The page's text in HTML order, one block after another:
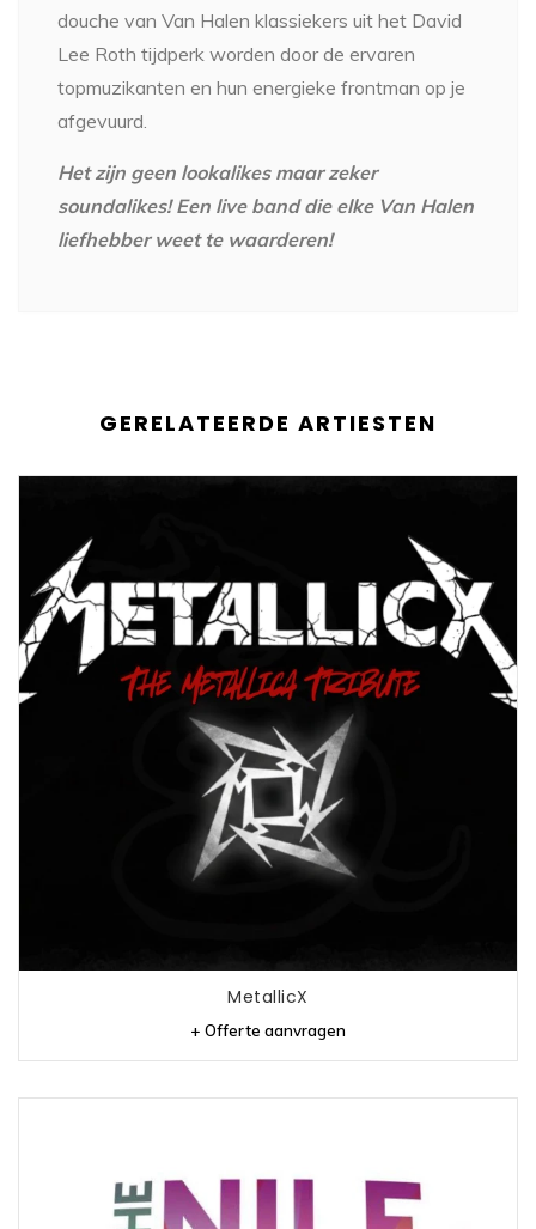
douche van Van Halen klassiekers uit het David
Lee Roth tijdperk worden door de ervaren
topmuzikanten en hun energieke frontman op je
afgevuurd.
Het zijn geen lookalikes maar zeker
soundalikes! Een live band die elke Van Halen
liefhebber weet te waarderen!
GERELATEERDE ARTIESTEN
MetallicX
+ Offerte aanvragen